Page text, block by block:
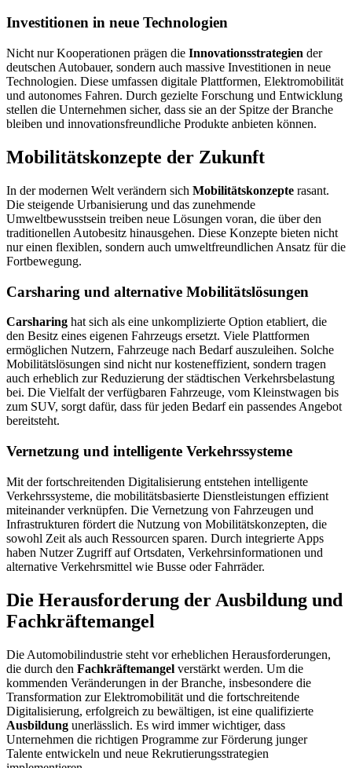
Investitionen in neue Technologien
Nicht nur Kooperationen prägen die Innovationsstrategien der
deutschen Autobauer, sondern auch massive Investitionen in neue
Technologien. Diese umfassen digitale Plattformen, Elektromobilität
und autonomes Fahren. Durch gezielte Forschung und Entwicklung
stellen die Unternehmen sicher, dass sie an der Spitze der Branche
bleiben und innovationsfreundliche Produkte anbieten können.
Mobilitätskonzepte der Zukunft
In der modernen Welt verändern sich Mobilitätskonzepte rasant.
Die steigende Urbanisierung und das zunehmende
Umweltbewusstsein treiben neue Lösungen voran, die über den
traditionellen Autobesitz hinausgehen. Diese Konzepte bieten nicht
nur einen flexiblen, sondern auch umweltfreundlichen Ansatz für die
Fortbewegung.
Carsharing und alternative Mobilitätslösungen
Carsharing hat sich als eine unkomplizierte Option etabliert, die
den Besitz eines eigenen Fahrzeugs ersetzt. Viele Plattformen
ermöglichen Nutzern, Fahrzeuge nach Bedarf auszuleihen. Solche
Mobilitätslösungen sind nicht nur kosteneffizient, sondern tragen
auch erheblich zur Reduzierung der städtischen Verkehrsbelastung
bei. Die Vielfalt der verfügbaren Fahrzeuge, vom Kleinstwagen bis
zum SUV, sorgt dafür, dass für jeden Bedarf ein passendes Angebot
bereitsteht.
Vernetzung und intelligente Verkehrssysteme
Mit der fortschreitenden Digitalisierung entstehen intelligente
Verkehrssysteme, die mobilitätsbasierte Dienstleistungen effizient
miteinander verknüpfen. Die Vernetzung von Fahrzeugen und
Infrastrukturen fördert die Nutzung von Mobilitätskonzepten, die
sowohl Zeit als auch Ressourcen sparen. Durch integrierte Apps
haben Nutzer Zugriff auf Ortsdaten, Verkehrsinformationen und
alternative Verkehrsmittel wie Busse oder Fahrräder.
Die Herausforderung der Ausbildung und
Fachkräftemangel
Die Automobilindustrie steht vor erheblichen Herausforderungen,
die durch den Fachkräftemangel verstärkt werden. Um die
kommenden Veränderungen in der Branche, insbesondere die
Transformation zur Elektromobilität und die fortschreitende
Digitalisierung, erfolgreich zu bewältigen, ist eine qualifizierte
Ausbildung unerlässlich. Es wird immer wichtiger, dass
Unternehmen die richtigen Programme zur Förderung junger
Talente entwickeln und neue Rekrutierungsstrategien